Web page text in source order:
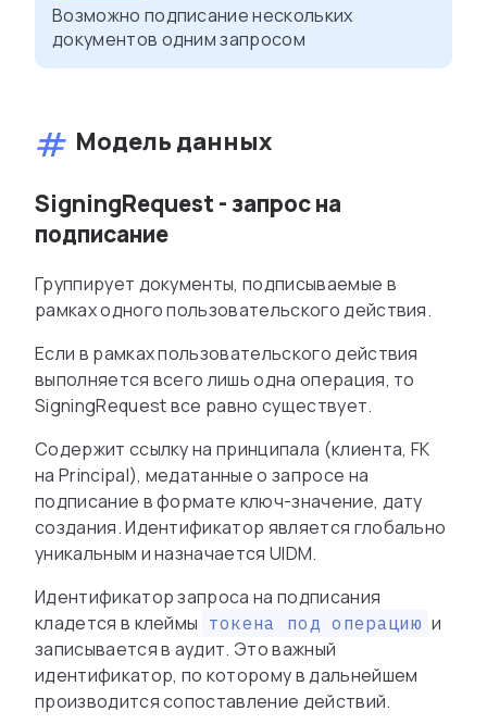
Возможно подписание нескольких
документов одним запросом
Модель данных
SigningRequest - запрос на
подписание
Группирует документы, подписываемые в
рамках одного пользовательского действия.
Если в рамках пользовательского действия
выполняется всего лишь одна операция, то
SigningRequest все равно существует.
Содержит ссылку на принципала (клиента, FK
на Principal), медатанные о запросе на
подписание в формате ключ-значение, дату
создания. Идентификатор является глобально
уникальным и назначается UIDM.
Идентификатор запроса на подписания
кладется в клеймы токена под операцию и
записывается в аудит. Это важный
идентификатор, по которому в дальнейшем
производится сопоставление действий.